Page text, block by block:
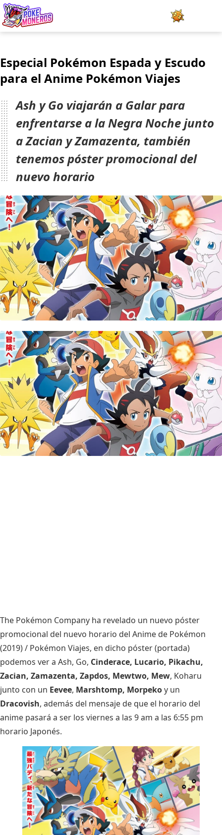
Minijuegos
Team Builder
Tabla de Tipos
Naturalezas
LOGIN
Especial Pokémon Espada y Escudo
para el Anime Pokémon Viajes
Ash y Go viajarán a Galar para
enfrentarse a la Negra Noche junto
a Zacian y Zamazenta, también
tenemos póster promocional del
nuevo horario
The Pokémon Company ha revelado un nuevo póster
promocional del nuevo horario del Anime de Pokémon
(2019) / Pokémon Viajes, en dicho póster (portada)
podemos ver a Ash, Go, Cinderace, Lucario, Pikachu,
Zacian, Zamazenta, Zapdos, Mewtwo, Mew, Koharu
junto con un Eevee, Marshtomp, Morpekoy un
Dracovish, además del mensaje de que el horario del
anime pasará a ser los viernes a las 9 am a las 6:55 pm
horario Japonés.